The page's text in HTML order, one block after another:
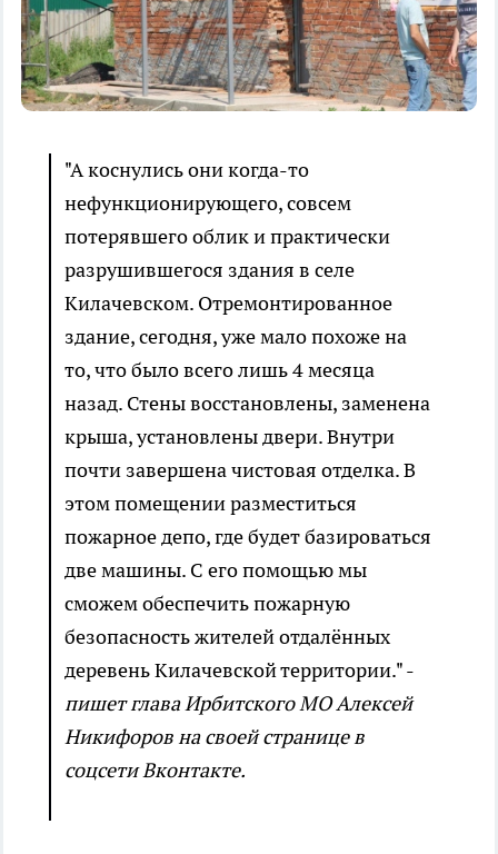
"А коснулись они когда-то
нефункционирующего, совсем
потерявшего облик и практически
разрушившегося здания в селе
Килачевском. Отремонтированное
здание, сегодня, уже мало похоже на
то, что было всего лишь 4 месяца
назад. Стены восстановлены, заменена
крыша, установлены двери. Внутри
почти завершена чистовая отделка. В
этом помещении разместиться
пожарное депо, где будет базироваться
две машины. С его помощью мы
сможем обеспечить пожарную
безопасность жителей отдалённых
деревень Килачевской территории." -
пишет глава Ирбитского МО Алексей
Никифоров на своей странице в
соцсети Вконтакте.